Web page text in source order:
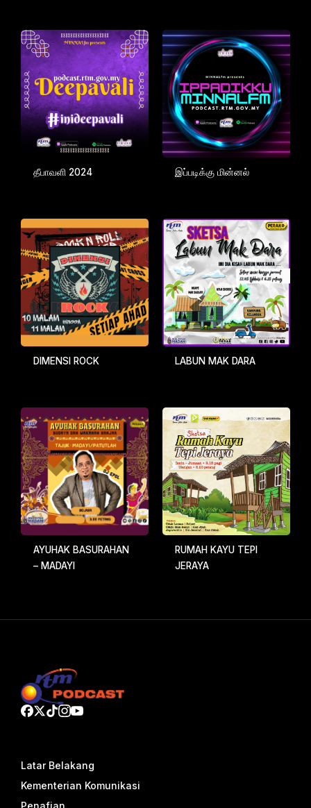
தீபாவளி 2024 இப்படிக்கு மின்னல்
DIMENSI ROCK LABUN MAK DARA
AYUHAK BASURAHAN
– MADAYI
RUMAH KAYU TEPI
JERAYA
Latar Belakang
Kementerian Komunikasi